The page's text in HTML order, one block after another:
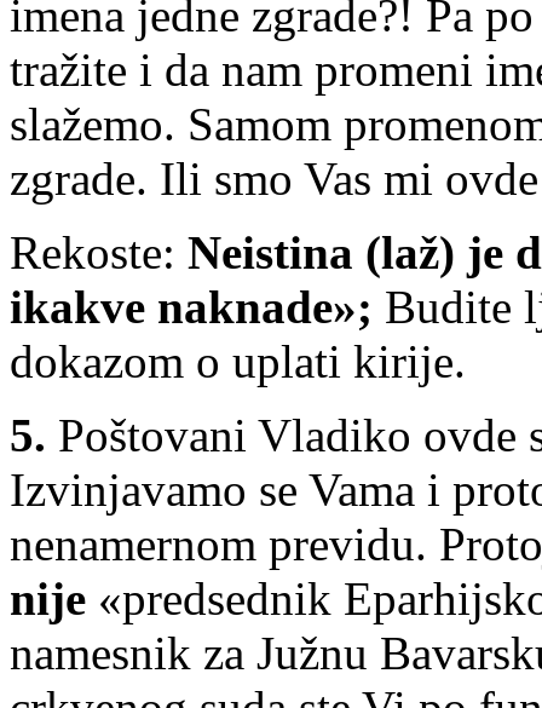
imena jedne zgrade?! Pa
tražite i da nam promeni
slažemo. Samom
zgrade. Ili smo Vas mi
Rekoste: Neistina (laž) je
ikakve naknade»; Budite
dokazom o uplati kirije.
5. Poštovani Vladiko ovde
Izvinjavamo se Vama i
nenamernom previdu.
nije «predsednik
namesnik za Južnu